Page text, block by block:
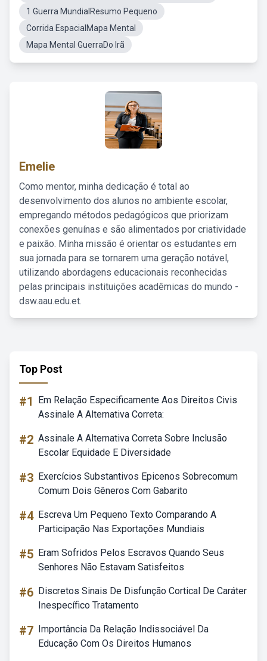
1 Guerra MundialResumo Pequeno
Corrida EspacialMapa Mental
Mapa Mental GuerraDo Irã
Emelie
Como mentor, minha dedicação é total ao
desenvolvimento dos alunos no ambiente escolar,
empregando métodos pedagógicos que priorizam
conexões genuínas e são alimentados por criatividade
e paixão. Minha missão é orientar os estudantes em
sua jornada para se tornarem uma geração notável,
utilizando abordagens educacionais reconhecidas
pelas principais instituições acadêmicas do mundo -
dsw.aau.edu.et.
Top Post
#1
Em Relação Especificamente Aos Direitos Civis
Assinale A Alternativa Correta:
#2 Assinale A Alternativa Correta Sobre Inclusão
Escolar Equidade E Diversidade
#3 Exercícios Substantivos Epicenos Sobrecomum
Comum Dois Gêneros Com Gabarito
#4 Escreva Um Pequeno Texto Comparando A
Participação Nas Exportações Mundiais
#5 Eram Sofridos Pelos Escravos Quando Seus
Senhores Não Estavam Satisfeitos
#6 Discretos Sinais De Disfunção Cortical De Caráter
Inespecífico Tratamento
#7 Importância Da Relação Indissociável Da
Educação Com Os Direitos Humanos